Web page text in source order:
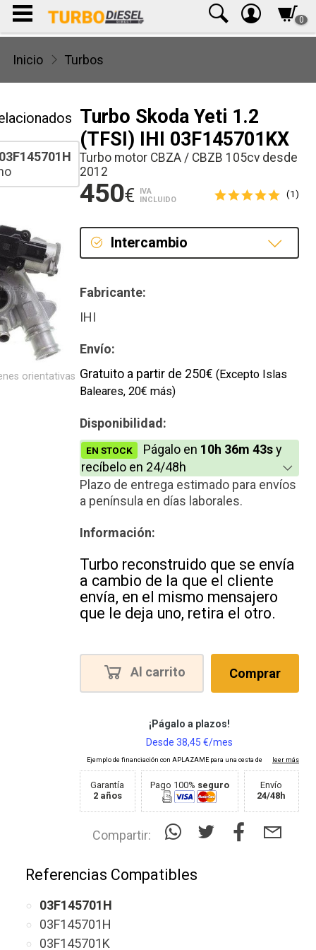
0
Inicio Turbos
Turbo Skoda Yeti 1.2
(TFSI) IHI 03F145701KX
Turbo motor CBZA / CBZB 105cv desde
2012
450€
IVA
INCLUIDO
(1)
Intercambio
Fabricante:
IHI
Envío:
Gratuito a partir de 250€ (Excepto Islas
Baleares, 20€ más)
Disponibilidad:
EN STOCK Págalo en 10h 36m 43sy
recíbelo en 24/48h
Plazo de entrega estimado para envíos
a península en días laborales.
Información:
Turbo reconstruido que se envía
a cambio de la que el cliente
envía, en el mismo mensajero
que le deja uno, retira el otro.
Al carrito Comprar
Garantía
2 años
Pago 100% seguro
Envío
24/48h
Compartir:
orientativas
Referencias Compatibles
03F145701H
03F145701H
03F145701K